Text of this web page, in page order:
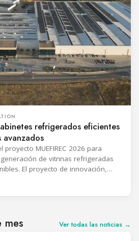
refrigerados eficientes
proyecto MUEFIREC 2026 para
de vitrinas refrigeradas
El proyecto de innovación,
Comercial Ultraeficientes mediante
se está llevando a cabo en
mes Ver todas las noticias →